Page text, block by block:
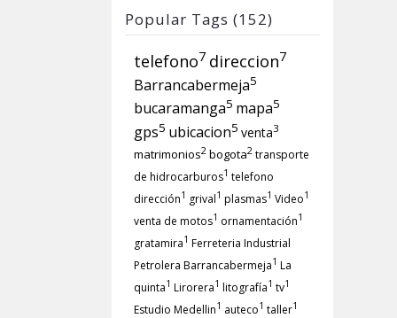
Popular Tags (152)
telefono7 direccion7
Barrancabermeja5
bucaramanga5 mapa5
gps5 ubicacion5 venta3
matrimonios2 bogota2 transporte
de hidrocarburos1 telefono
dirección1 grival1 plasmas1 Video1
venta de motos1 ornamentación1
gratamira1 Ferreteria Industrial
Petrolera Barrancabermeja1 La
quinta1 Lirorera1 litografía1 tv1
Estudio Medellin1 auteco1 taller1